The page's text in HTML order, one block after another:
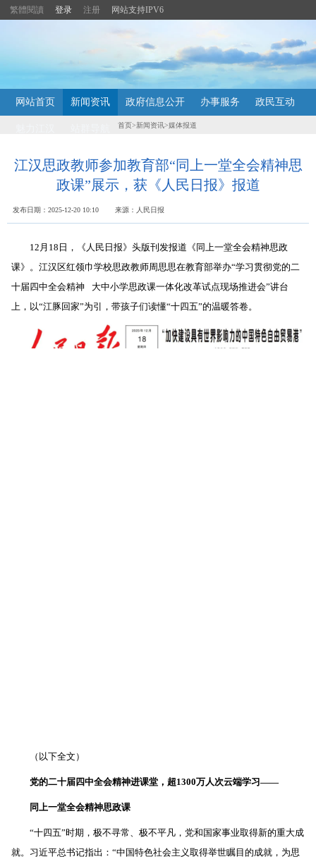
繁體閱讀 登录 注册 网站支持IPV6
网站首页 新闻资讯 政府信息公开 办事服务 政民互动
首页>新闻资讯>媒体报道
江汉思政教师参加教育部“同上一堂全会精神思
政课”展示，获《人民日报》报道
发布日期：2025-12-20 10:10 来源：人民日报
12月18日，《人民日报》头版刊发报道《同上一堂全会精神思政
课》。江汉区红领巾学校思政教师周思思在教育部举办“学习贯彻党的二
十届四中全会精神 大中小学思政课一体化改革试点现场推进会”讲台
上，以“江豚回家”为引，带孩子们读懂“十四五”的温暖答卷。
（以下全文）
党的二十届四中全会精神进课堂，超1300万人次云端学习——
同上一堂全会精神思政课
“十四五”时期，极不寻常、极不平凡，党和国家事业取得新的重大成
就。习近平总书记指出：“中国特色社会主义取得举世瞩目的成就，为思